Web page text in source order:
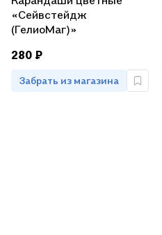
«Сейвстейдж
(ГелиоМаг)»
280 ₽
Забрать из магазина